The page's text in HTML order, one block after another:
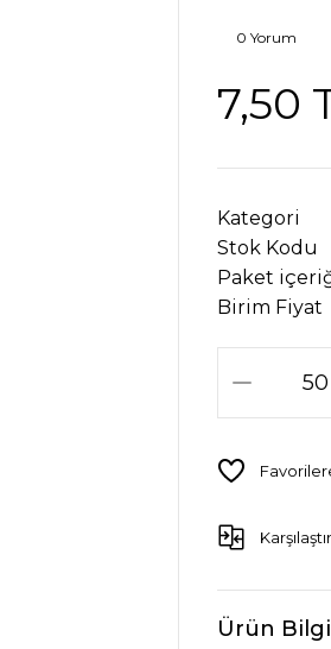
0 Yorum
7,50
Kategori
Stok Kodu
Paket
Birim Fiyat
Karşılaştır
Ürün